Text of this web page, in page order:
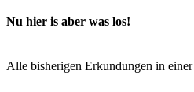
Nu hier is aber was los!
Alle bisherigen Erkundungen in einer